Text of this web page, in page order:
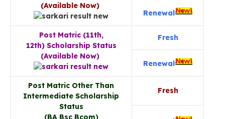
(Available Now)
Renewal
Post Matric (11th,
12th) Scholarship Status
(Available Now)
Fresh
Renewal
Post Matric Other Than
Intermediate Scholarship
Status
(BA Bsc Bcom)
Fresh